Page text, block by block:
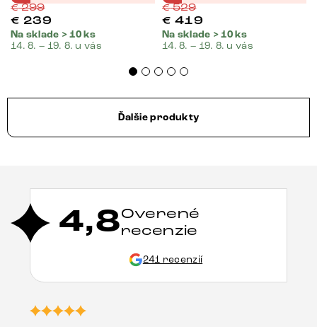
€299
€ 239
Na sklade > 10 ks
14. 8. – 19. 8. u vás
€529
€ 419
Na sklade > 10 ks
14. 8. – 19. 8. u vás
Ďalšie produkty
4,8Overené
recenzie
241 recenzií